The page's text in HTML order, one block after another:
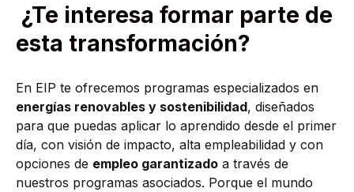
¿Te interesa formar parte de
esta transformación?
En EIP te ofrecemos programas especializados en
energías renovables y sostenibilidad, diseñados
para que puedas aplicar lo aprendido desde el primer
día, con visión de impacto, alta empleabilidad y con
opciones de empleo garantizado a través de
nuestros programas asociados. Porque el mundo